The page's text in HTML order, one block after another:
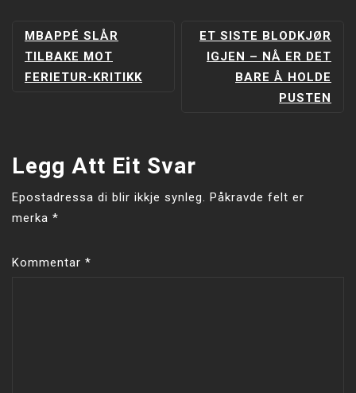
INNLEGGSNAVIGERING
MBAPPÉ SLÅR
TILBAKE MOT
FERIETUR-KRITIKK
ET SISTE BLODKJØR
IGJEN – NÅ ER DET
BARE Å HOLDE
PUSTEN
Legg Att Eit Svar
Epostadressa di blir ikkje synleg. Påkravde felt er
merka *
Kommentar *